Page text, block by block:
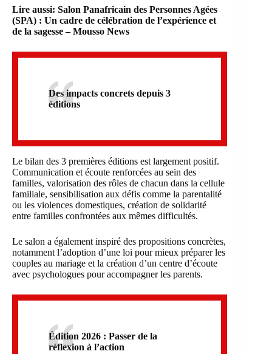
Lire aussi: Salon Panafricain des Personnes Agées
(SPA) : Un cadre de célébration de l’expérience et
de la sagesse – Mousso News
Des impacts concrets depuis 3
éditions
Le bilan des 3 premières éditions est largement positif.
Communication et écoute renforcées au sein des
familles, valorisation des rôles de chacun dans la cellule
familiale, sensibilisation aux défis comme la parentalité
ou les violences domestiques, création de solidarité
entre familles confrontées aux mêmes difficultés.
Le salon a également inspiré des propositions concrètes,
notamment l’adoption d’une loi pour mieux préparer les
couples au mariage et la création d’un centre d’écoute
avec psychologues pour accompagner les parents.
Édition 2026 : Passer de la
réflexion à l’action